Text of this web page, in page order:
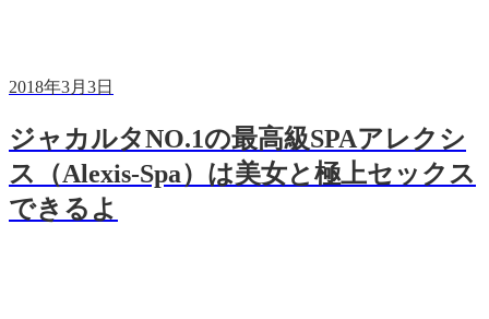
2018年3月3日
ジャカルタNO.1の最高級SPAアレクシ
ス（Alexis-Spa）は美女と極上セックス
できるよ